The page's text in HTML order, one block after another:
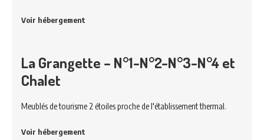
Voir hébergement
La Grangette – N°1-N°2-N°3-N°4 et
Chalet
Meublés de tourisme 2 étoiles proche de l'établissement thermal.
Voir hébergement